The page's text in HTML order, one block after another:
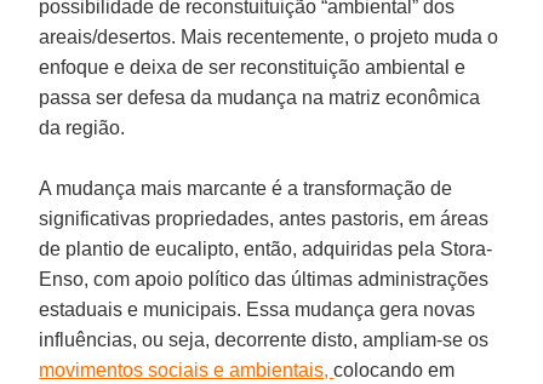
possibilidade de reconstuituição “ambiental” dos
areais/desertos. Mais recentemente, o projeto muda o
enfoque e deixa de ser reconstituição ambiental e
passa ser defesa da mudança na matriz econômica
da região.
A mudança mais marcante é a transformação de
significativas propriedades, antes pastoris, em áreas
de plantio de eucalipto, então, adquiridas pela Stora-
Enso, com apoio político das últimas administrações
estaduais e municipais. Essa mudança gera novas
influências, ou seja, decorrente disto, ampliam-se os
movimentos sociais e ambientais,colocando em